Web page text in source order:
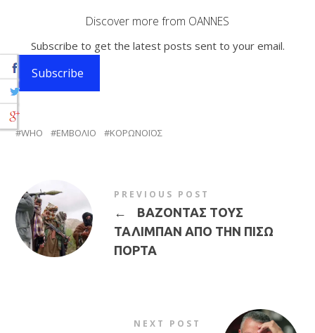
Discover more from OANNES
Subscribe to get the latest posts sent to your email.
Subscribe
WHO ΕΜΒΟΛΙΟ ΚΟΡΩΝΟΪΟΣ
PREVIOUS POST
←
ΒΑΖΟΝΤΑΣ ΤΟΥΣ
ΤΑΛΙΜΠΑΝ ΑΠΟ ΤΗΝ ΠΙΣΩ
ΠΟΡΤΑ
NEXT POST